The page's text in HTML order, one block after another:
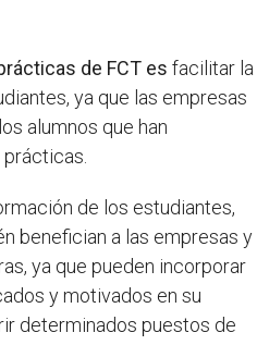
de FCT es facilitar la
ya que las empresas
alumnos que han
de los estudiantes,
benefician a las empresas y
ya que pueden incorporar
y motivados en su
determinados puestos de